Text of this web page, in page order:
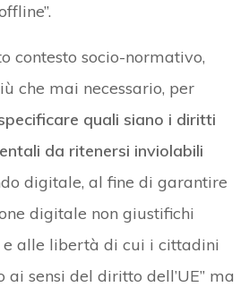
contesto socio-normativo,
che mai necessario, per
quali siano i diritti
da ritenersi inviolabili
digitale, al fine di garantire
digitale non giustifichi
e alle libertà di cui i cittadini
ai sensi del diritto dell’UE” ma